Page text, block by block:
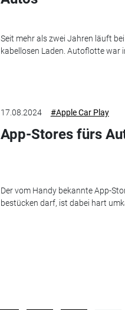
Seit mehr als zwei Jahren läuft
kabellosen Laden. Autoflotte war
17.08.2024 #Apple Car Play
App-Stores fürs
Der vom Handy bekannte App-
bestücken darf, ist dabei hart